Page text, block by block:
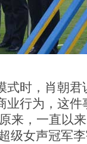
时，肖朝君
业行为，这
来，一直以
级女声冠军